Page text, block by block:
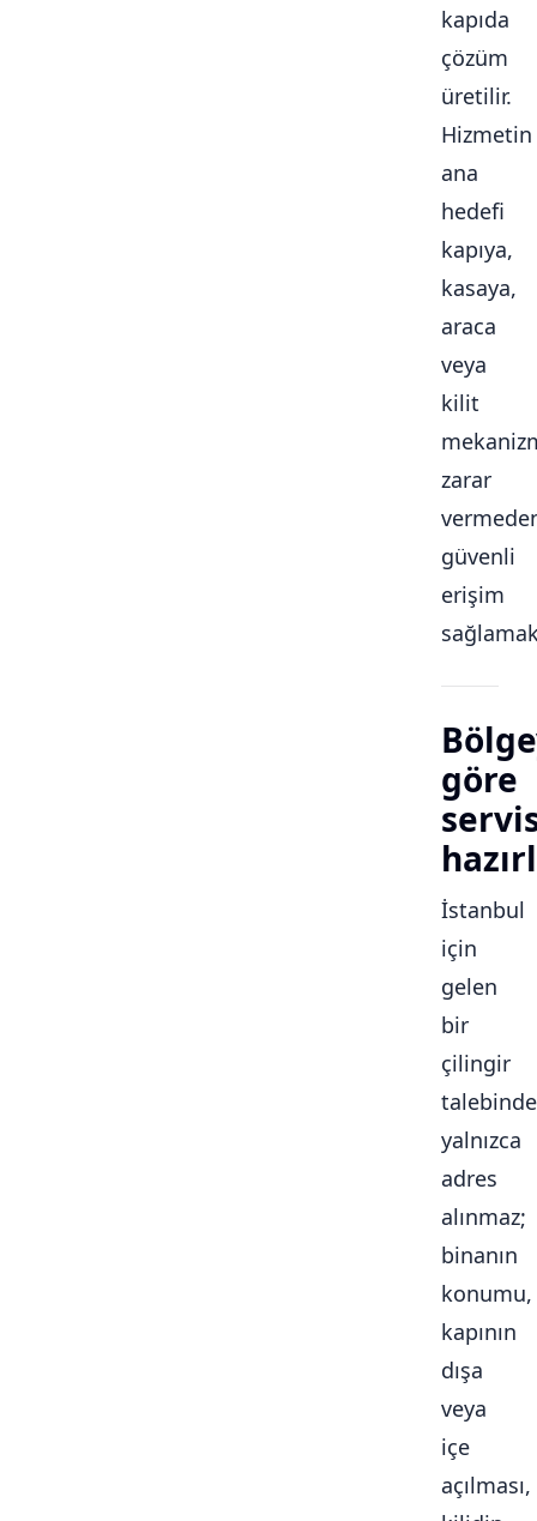
kapıda
çözüm
üretilir.
Hizmetin
ana
hedefi
kapıya,
kasaya,
araca
veya
kilit
zarar
güvenli
erişim
göre
İstanbul
için
gelen
bir
çilingir
talebinde
yalnızca
adres
alınmaz;
binanın
konumu,
kapının
dışa
veya
içe
açılması,